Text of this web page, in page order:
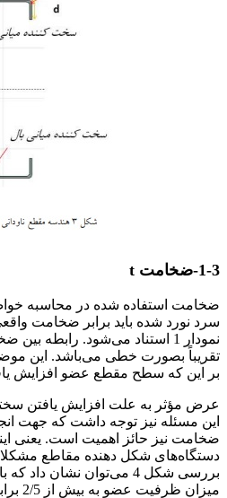
1-3-ضخامت t
ضخامت استفاده شده در محاسبه
سرد نورد شده باید برابر ضخامت
نمودار 1 استناد می‌شود. رابطه
تقریباً بصورت خطی می‌باشد. این
بر این که سطح مقطع عضو افزایش
عرض مؤثر به علت افزایش یافتن
این مسئله نیز توجه داشت که جهت
ضخامت نیز حائز اهمیت است. یعنی
دستگاه‌های شکل دهنده مقاطع
میزان ظرفیت عضو به بیش از 2/5 برابر گردید.